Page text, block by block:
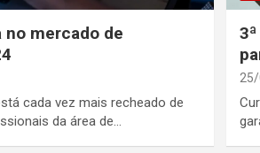
mercado de
cada vez mais recheado de
da área de…